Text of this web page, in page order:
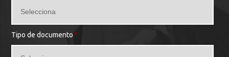
Tipo de documento *